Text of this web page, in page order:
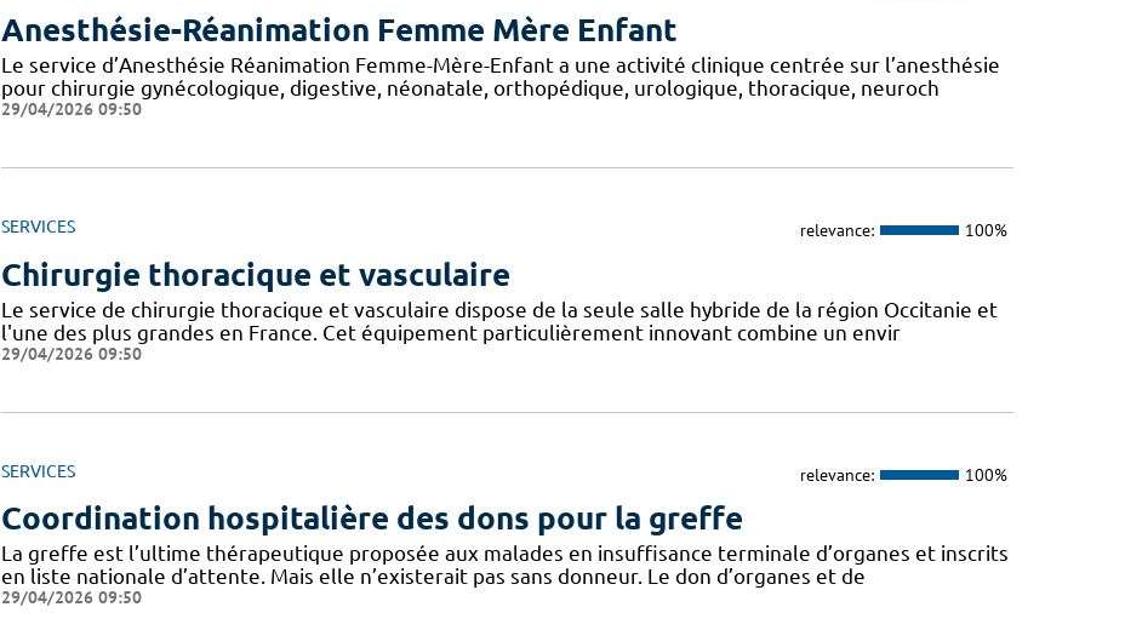
Anesthésie-Réanimation Femme Mère Enfant
Le service d’Anesthésie Réanimation Femme-Mère-Enfant a une activité clinique centrée sur l’anesthésie
pour chirurgie gynécologique, digestive, néonatale, orthopédique, urologique, thoracique, neuroch
29/04/2026 09:50
SERVICES relevance: 100%
Chirurgie thoracique et vasculaire
Le service de chirurgie thoracique et vasculaire dispose de la seule salle hybride de la région Occitanie et
l'une des plus grandes en France. Cet équipement particulièrement innovant combine un envir
29/04/2026 09:50
SERVICES relevance: 100%
Coordination hospitalière des dons pour la greffe
La greffe est l’ultime thérapeutique proposée aux malades en insuffisance terminale d’organes et inscrits
en liste nationale d’attente. Mais elle n’existerait pas sans donneur. Le don d’organes et de
29/04/2026 09:50